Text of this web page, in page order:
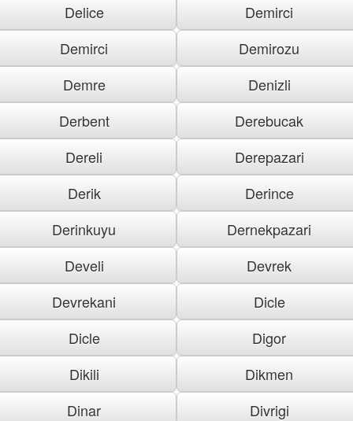
Delice
Demirci
Demirci
Demirozu
Demre
Denizli
Derbent
Derebucak
Dereli
Derepazari
Derik
Derince
Derinkuyu
Dernekpazari
Develi
Devrek
Devrekani
Dicle
Dicle
Digor
Dikili
Dikmen
Dinar
Divrigi